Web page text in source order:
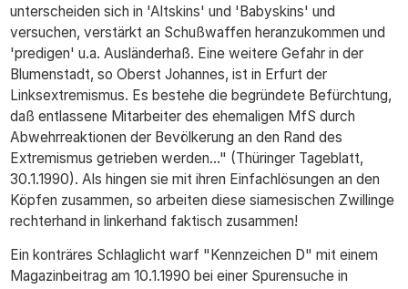
unterscheiden sich in 'Altskins' und 'Babyskins' und
versuchen, verstärkt an Schußwaffen heranzukommen und
'predigen' u.a. Ausländerhaß. Eine weitere Gefahr in der
Blumenstadt, so Oberst Johannes, ist in Erfurt der
Linksextremismus. Es bestehe die begründete Befürchtung,
daß entlassene Mitarbeiter des ehemaligen MfS durch
Abwehrreaktionen der Bevölkerung an den Rand des
Extremismus getrieben werden..." (Thüringer Tageblatt,
30.1.1990). Als hingen sie mit ihren Einfachlösungen an den
Köpfen zusammen, so arbeiten diese siamesischen Zwillinge
rechterhand in linkerhand faktisch zusammen!
Ein konträres Schlaglicht warf "Kennzeichen D" mit einem
Magazinbeitrag am 10.1.1990 bei einer Spurensuche in